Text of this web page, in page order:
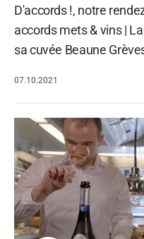
07.10.2021
D'accords !, notre
accords mets & vins |
sa cuvée Beaune